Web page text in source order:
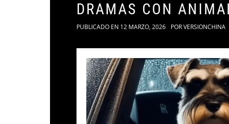
DRAMAS CON
PUBLICADO EN 12 MARZO, 2026 PORVERSIONCHINA